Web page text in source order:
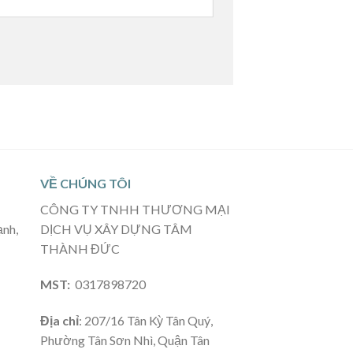
VỀ CHÚNG TÔI
CÔNG TY TNHH THƯƠNG MẠI
DỊCH VỤ XÂY DỰNG TÂM
THÀNH ĐỨC
MST: 0317898720
Địa chỉ: 207/16 Tân Kỳ Tân Quý,
Phường Tân Sơn Nhì, Quận Tân